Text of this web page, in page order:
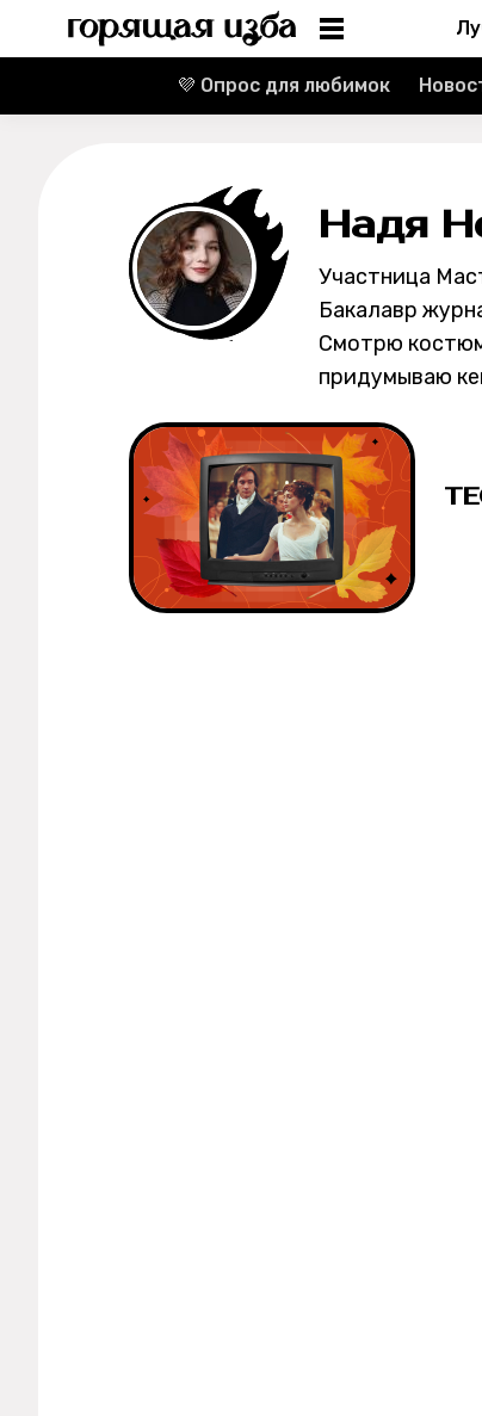
Реклама
Спецпроекты
О проекте
О компании
💜 Опрос для любимок
Надя
Участница
Бакалавр
Смотрю
придумываю